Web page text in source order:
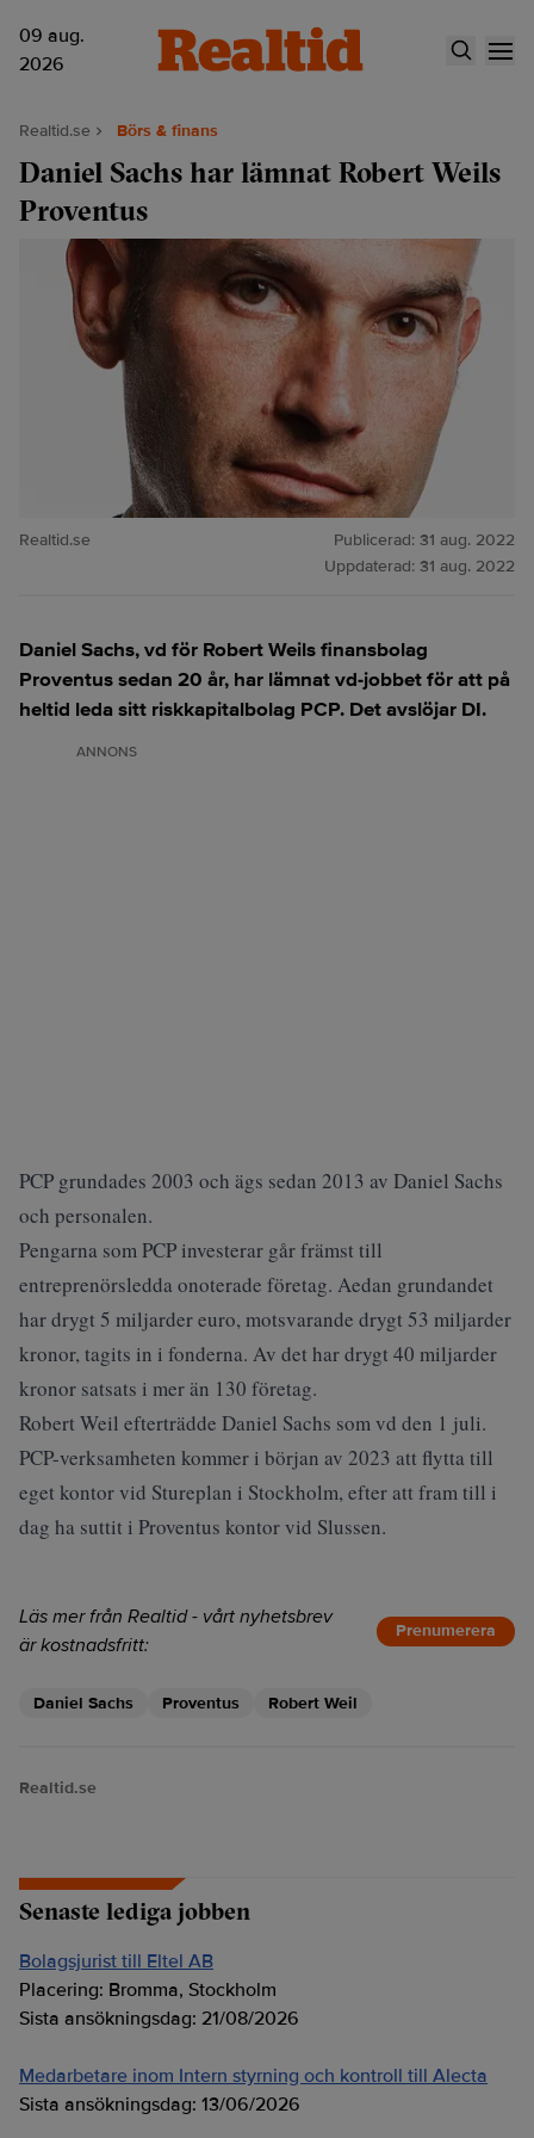
09 aug.
2026
Realtid.se Börs & finans
Daniel Sachs har lämnat Robert Weils
Proventus
Realtid.se Publicerad: 31 aug. 2022
Uppdaterad: 31 aug. 2022
Daniel Sachs, vd för Robert Weils finansbolag
Proventus sedan 20 år, har lämnat vd-jobbet för att på
heltid leda sitt riskkapitalbolag PCP. Det avslöjar DI.
ANNONS
PCP grundades 2003 och ägs sedan 2013 av Daniel Sachs
och personalen.
Pengarna som PCP investerar går främst till
entreprenörsledda onoterade företag. Aedan grundandet
har drygt 5 miljarder euro, motsvarande drygt 53 miljarder
kronor, tagits in i fonderna. Av det har drygt 40 miljarder
kronor satsats i mer än 130 företag.
Robert Weil efterträdde Daniel Sachs som vd den 1 juli.
PCP-verksamheten kommer i början av 2023 att flytta till
eget kontor vid Stureplan i Stockholm, efter att fram till i
dag ha suttit i Proventus kontor vid Slussen.
Läs mer från Realtid - vårt nyhetsbrev
är kostnadsfritt:
Prenumerera
Daniel Sachs Proventus Robert Weil
Realtid.se
Senaste lediga jobben
Bolagsjurist till Eltel AB
Placering: Bromma, Stockholm
Sista ansökningsdag: 21/08/2026
Medarbetare inom Intern styrning och kontroll till Alecta
Sista ansökningsdag: 13/06/2026